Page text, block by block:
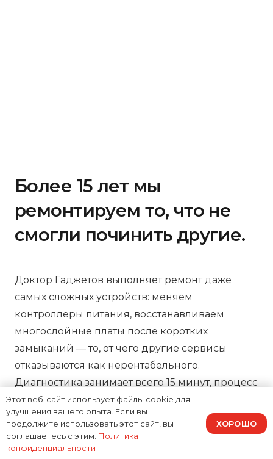
Более 15 лет мы
ремонтируем то, что не
смогли починить другие.
Доктор Гаджетов выполняет ремонт даже
самых сложных устройств: меняем
контроллеры питания, восстанавливаем
многослойные платы после коротких
замыканий — то, от чего другие сервисы
отказываются как нерентабельного.
Диагностика занимает всего 15 минут, процесс
ремонта можно отслеживать онлайн, а на все
работы предоставляем зафиксированную в
договоре гарантию, подтверждая нашу
ответственность за результат.
Этот веб-сайт использует файлы cookie для
улучшения вашего опыта. Если вы
продолжите использовать этот сайт, вы
соглашаетесь с этим. Политика
конфиденциальности
ХОРОШО